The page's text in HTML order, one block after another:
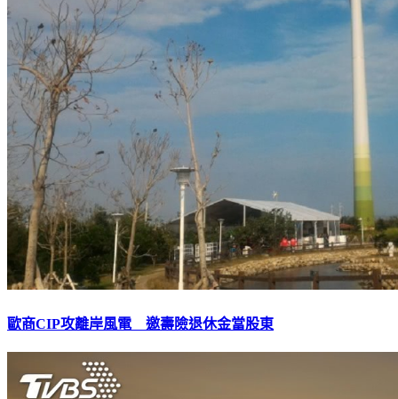
歐商CIP攻離岸風電 邀壽險退休金當股東